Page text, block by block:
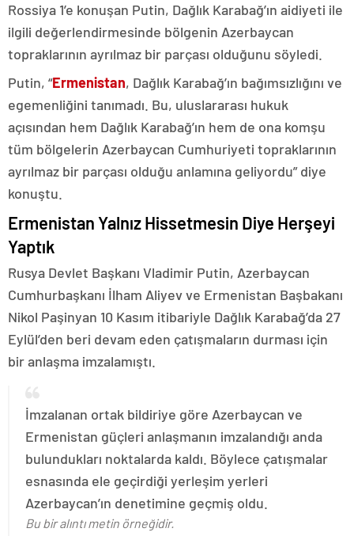
Rossiya 1’e konuşan Putin, Dağlık Karabağ’ın aidiyeti ile
ilgili değerlendirmesinde bölgenin Azerbaycan
topraklarının ayrılmaz bir parçası olduğunu söyledi.
Putin, “Ermenistan, Dağlık Karabağ’ın bağımsızlığını ve
egemenliğini tanımadı. Bu, uluslararası hukuk
açısından hem Dağlık Karabağ’ın hem de ona komşu
tüm bölgelerin Azerbaycan Cumhuriyeti topraklarının
ayrılmaz bir parçası olduğu anlamına geliyordu” diye
konuştu.
Ermenistan Yalnız Hissetmesin Diye Herşeyi
Yaptık
Rusya Devlet Başkanı Vladimir Putin, Azerbaycan
Cumhurbaşkanı İlham Aliyev ve Ermenistan Başbakanı
Nikol Paşinyan 10 Kasım itibariyle Dağlık Karabağ’da 27
Eylül’den beri devam eden çatışmaların durması için
bir anlaşma imzalamıştı.
İmzalanan ortak bildiriye göre Azerbaycan ve
Ermenistan güçleri anlaşmanın imzalandığı anda
bulundukları noktalarda kaldı. Böylece çatışmalar
esnasında ele geçirdiği yerleşim yerleri
Azerbaycan’ın denetimine geçmiş oldu.
Bu bir alıntı metin örneğidir.